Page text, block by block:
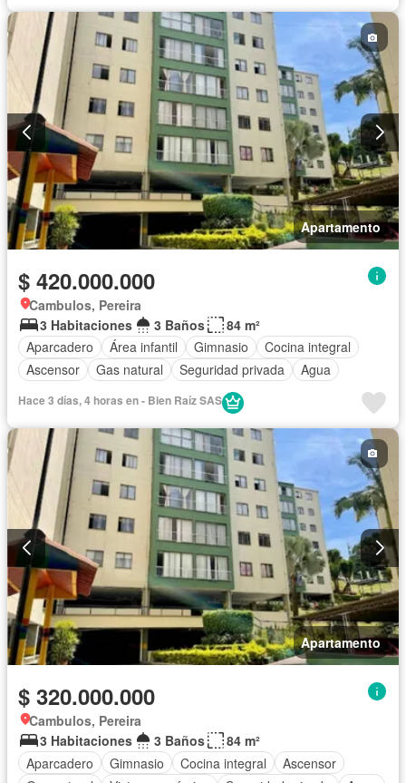
Apartamento
$ 420.000.000
Cambulos, Pereira
3 Habitaciones
3 Baños
84 m²
Aparcadero
Área infantil Gimnasio
Cocina integral
Ascensor
Gas natural Seguridad privada Agua
Hace 3 días, 4 horas en - Bien Raíz SAS
Apartamento
$ 320.000.000
Cambulos, Pereira
3 Habitaciones
3 Baños
84 m²
Aparcadero
Gimnasio Cocina integral
Ascensor